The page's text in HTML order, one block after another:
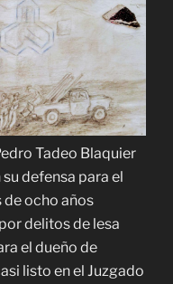
Tadeo Blaquier
defensa para el
de ocho años
delitos de lesa
el dueño de
listo en el Juzgado